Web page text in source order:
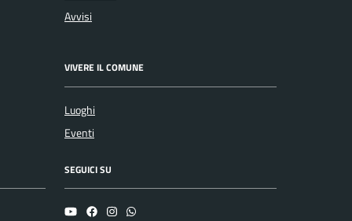
Avvisi
VIVERE IL COMUNE
Luoghi
Eventi
SEGUICI SU
YouTubeFacebookInstagramWhatsapp